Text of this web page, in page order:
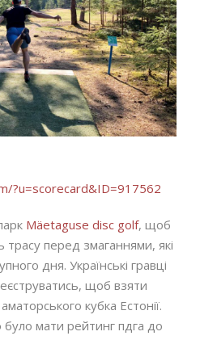
?u=scorecard&ID=917562
Mäetaguse disc golf, щоб
перед змаганнями, які
дня. Українські гравці
щоб взяти
кубка Естонії.
було мати рейтинг пдга до